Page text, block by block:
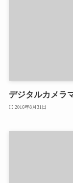
デジタルカメラ
2016年8月31日